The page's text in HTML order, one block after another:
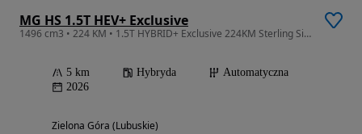
MG HS 1.5T HEV+ Exclusive
1496 cm3 • 224 KM • 1.5T HYBRID+ Exclusive 224KM Sterling Silver
5 km Hybryda
Automatyczna
2026
Zielona Góra (Lubuskie)